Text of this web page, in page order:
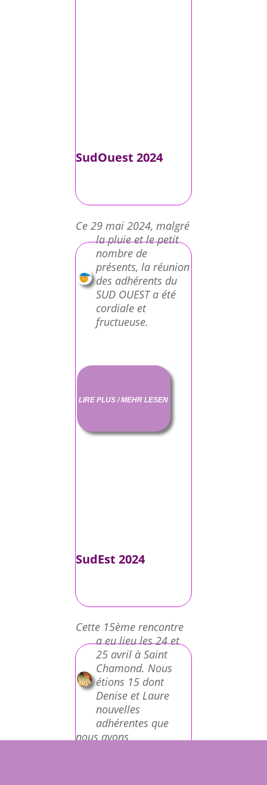
SudOuest 2024
Ce 29 mai 2024, malgré
la pluie et le petit
nombre de
présents, la réunion
des adhérents du
SUD OUEST a été
cordiale et
fructueuse.
LIRE PLUS / MEHR LESEN
SudEst 2024
Cette 15ème rencontre
a eu lieu les 24 et
25 avril à Saint
Chamond. Nous
étions 15 dont
Denise et Laure
nouvelles
adhérentes que
nous avons